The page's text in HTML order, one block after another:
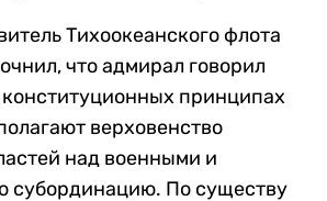
Тихоокеанского флота
что адмирал говорил
принципах
верховенство
над военными и
субординацию. По существу